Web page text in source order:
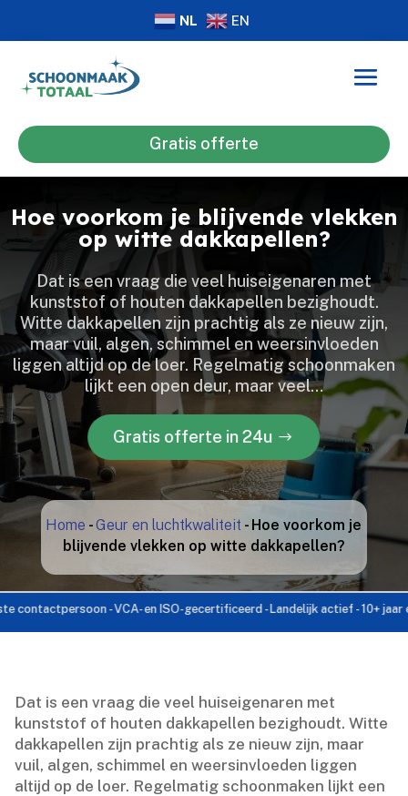
NL EN
Gratis offerte
Hoe voorkom je blijvende vlekken
op witte dakkapellen?
Dat is een vraag die veel huiseigenaren met
kunststof of houten dakkapellen bezighoudt.​
Witte dakkapellen zijn prachtig als ze nieuw zijn,
maar vuil, algen, schimmel en weersinvloeden
liggen altijd op de loer.​ Regelmatig schoonmaken
lijkt een open deur, maar veel…
Gratis offerte in 24u
Home -Geur en luchtkwaliteit - Hoe voorkom je
blijvende vlekken op witte dakkapellen?
- VCA- en ISO-gecertificeerd - Landelijk actief - 10+ jaar
Dat is een vraag die veel huiseigenaren met
kunststof of houten dakkapellen bezighoudt.​ Witte
dakkapellen zijn prachtig als ze nieuw zijn, maar
vuil, algen, schimmel en weersinvloeden liggen
altijd op de loer.​ Regelmatig schoonmaken lijkt een